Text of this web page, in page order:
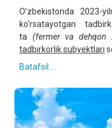
O’zbekistonda 2023-
ko‘rsatayotgan
ta (fermer va dehqon
tadbirkorlik subyektlari
Batafsil ...